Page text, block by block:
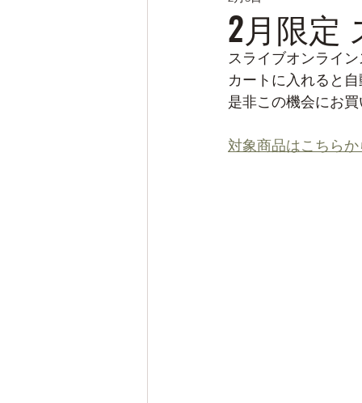
2月限定
スライブオンライ
カートに入れると
是非この機会にお
対象商品はこちらか